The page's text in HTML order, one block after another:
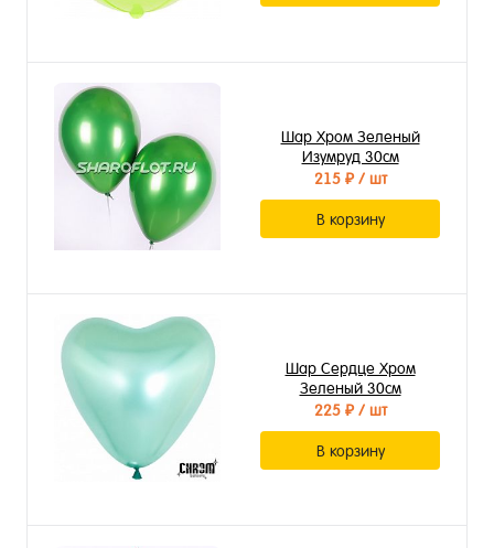
Шар Хром Зеленый
Изумруд 30см
215 ₽/ шт
В корзину
Шар Сердце Хром
Зеленый 30см
225 ₽/ шт
В корзину